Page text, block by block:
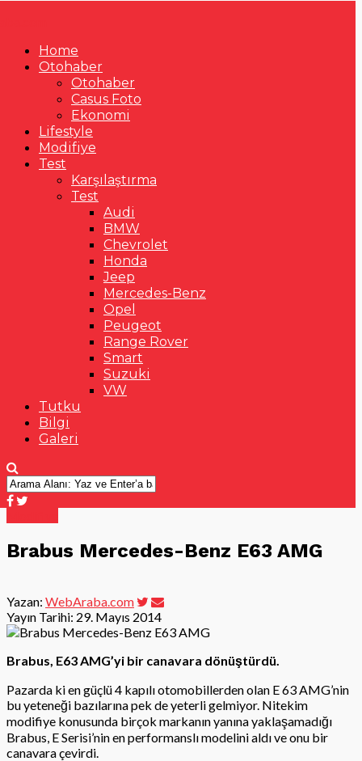
Home
Otohaber
Otohaber
Casus Foto
Ekonomi
Lifestyle
Modifiye
Test
Karşılaştırma
Test
Audi
BMW
Chevrolet
Honda
Jeep
Mercedes-Benz
Opel
Peugeot
Range Rover
Smart
Suzuki
VW
Tutku
Bilgi
Galeri
Brabus Mercedes-Benz E63 AMG
Yazan: WebAraba.com
Yayın Tarihi: 29. Mayıs 2014
Brabus, E63 AMG’yi bir canavara dönüştürdü.
Pazarda ki en güçlü 4 kapılı otomobillerden olan E 63 AMG’nin
bu yeteneği bazılarına pek de yeterli gelmiyor. Nitekim
modifiye konusunda birçok markanın yanına yaklaşamadığı
Brabus, E Serisi’nin en performanslı modelini aldı ve onu bir
canavara çevirdi.